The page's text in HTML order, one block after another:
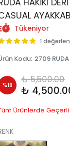
Tükeniyor
1
Kodu: 2709 RUDA
%18 ₺ 5,500.00
₺
Ürünlerde